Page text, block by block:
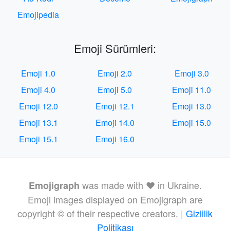
Emojipedia
Emoji Sürümleri:
Emoji 1.0 Emoji 2.0
Emoji 3.0
Emoji 4.0
Emoji 5.0
Emoji 11.0
Emoji 12.0
Emoji 12.1
Emoji 13.0
Emoji 13.1
Emoji 14.0
Emoji 15.0
Emoji 15.1
Emoji 16.0
Emojigraph was made with ❤️ in Ukraine.
Emoji images displayed on Emojigraph are
copyright © of their respective creators. | Gizlilik
Politikası